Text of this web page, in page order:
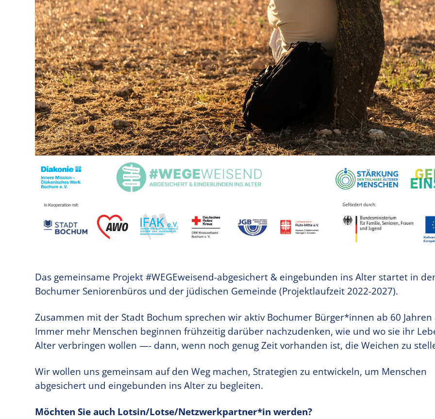
Das gemeinsame Projekt #WEGEweisend-abgesichert & eingebunden ins Alter startet in
Bochumer Seniorenbüros und der jüdischen Gemeinde (Projektlaufzeit 2022-2027).
Zusammen mit der Stadt Bochum sprechen wir aktiv Bochumer Bürger*innen ab 60 Jahren
Immer mehr Menschen beginnen frühzeitig darüber nachzudenken, wie und wo sie ihr
Alter verbringen wollen —- dann, wenn noch genug Zeit vorhanden ist, die Weichen zu
Wir wollen uns gemeinsam auf den Weg machen, Strategien zu entwickeln, um Menschen
abgesichert und eingebunden ins Alter zu begleiten.
Möchten Sie auch Lotsin/Lotse/Netzwerkpartner*in werden?